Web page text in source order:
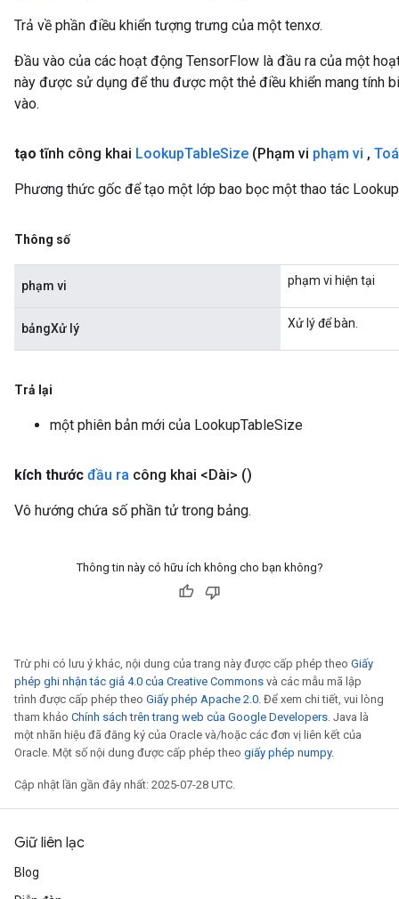
Trả về phần điều khiển tượng trưng của một tenxơ.
Đầu vào của các hoạt động TensorFlow là đầu ra của một
này được sử dụng để thu được một thẻ điều khiển mang tính
vào.
tạo tĩnh công khai LookupTableSize (Phạm vi phạm vi ,
Phương thức gốc để tạo một lớp bao bọc một thao tác
Thông số
phạm vi phạm vi hiện tại
bảngXử lý Xử lý để bàn.
Trả lại
một phiên bản mới của LookupTableSize
kích thước đầu ra công khai <Dài> ()
Vô hướng chứa số phần tử trong bảng.
Thông tin này có hữu ích không cho bạn không?
Trừ phi có lưu ý khác, nội dung của trang này được cấp phép theo Giấy
phép ghi nhận tác giả 4.0 của Creative Commons và các mẫu mã lập
trình được cấp phép theo Giấy phép Apache 2.0. Để xem chi tiết, vui lòng
tham khảo Chính sách trên trang web của Google Developers. Java là
một nhãn hiệu đã đăng ký của Oracle và/hoặc các đơn vị liên kết của
Oracle. Một số nội dung được cấp phép theo giấy phép numpy.
Cập nhật lần gần đây nhất: 2025-07-28 UTC.
Giữ liên lạc
Blog